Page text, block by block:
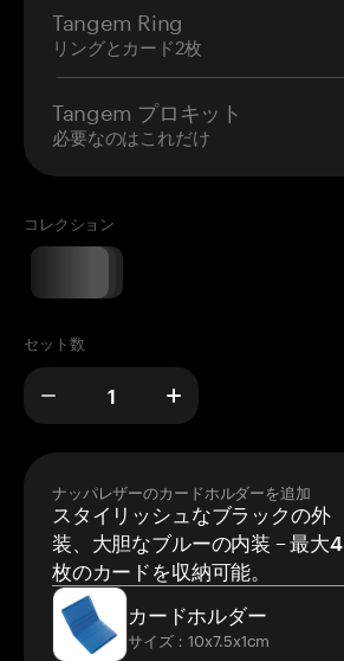
Tangem Ring
リングとカード2枚
Tangem プロキット
必要なのはこれだけ
コレクション
セット数
ナッパレザーのカードホルダーを追加
スタイリッシュなブラックの外
装、大胆なブルーの内装 – 最大4
枚のカードを収納可能。
カードホルダー
サイズ：10x7.5x1cm